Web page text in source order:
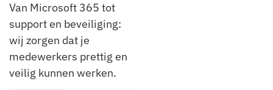
Van Microsoft 365 tot
support en beveiliging:
wij zorgen dat je
medewerkers prettig en
veilig kunnen werken.